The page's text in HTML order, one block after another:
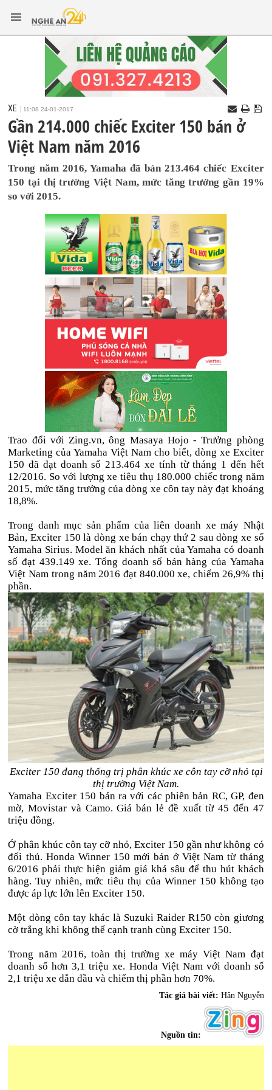
XE 11:08 24-01-2017
Gần 214.000 chiếc Exciter 150 bán ở
Việt Nam năm 2016
Trong năm 2016, Yamaha đã bán 213.464 chiếc Exciter
150 tại thị trường Việt Nam, mức tăng trưởng gần 19%
so với 2015.
Trao đổi với Zing.vn, ông Masaya Hojo - Trưởng phòng
Marketing của Yamaha Việt Nam cho biết, dòng xe Exciter
150 đã đạt doanh số 213.464 xe tính từ tháng 1 đến hết
12/2016. So với lượng xe tiêu thụ 180.000 chiếc trong năm
2015, mức tăng trưởng của dòng xe côn tay này đạt khoảng
18,8%.
Trong danh mục sản phẩm của liên doanh xe máy Nhật
Bản, Exciter 150 là dòng xe bán chạy thứ 2 sau dòng xe số
Yamaha Sirius. Model ăn khách nhất của Yamaha có doanh
số đạt 439.149 xe. Tổng doanh số bán hàng của Yamaha
Việt Nam trong năm 2016 đạt 840.000 xe, chiếm 26,9% thị
phần.
Exciter 150 đang thống trị phân khúc xe côn tay cỡ nhỏ tại
thị trường Việt Nam.
Yamaha Exciter 150 bán ra với các phiên bản RC, GP, đen
mờ, Movistar và Camo. Giá bán lẻ đề xuất từ 45 đến 47
triệu đồng.
Ở phân khúc côn tay cỡ nhỏ, Exciter 150 gần như không có
đối thủ. Honda Winner 150 mới bán ở Việt Nam từ tháng
6/2016 phải thực hiện giảm giá khá sâu để thu hút khách
hàng. Tuy nhiên, mức tiêu thụ của Winner 150 không tạo
được áp lực lớn lên Exciter 150.
Một dòng côn tay khác là Suzuki Raider R150 còn giương
cờ trắng khi không thể cạnh tranh cùng Exciter 150.
Trong năm 2016, toàn thị trường xe máy Việt Nam đạt
doanh số hơn 3,1 triệu xe. Honda Việt Nam với doanh số
2,1 triệu xe dẫn đầu và chiếm thị phần hơn 70%.
Tác giả bài viết: Hân Nguyễn
Nguồn tin: